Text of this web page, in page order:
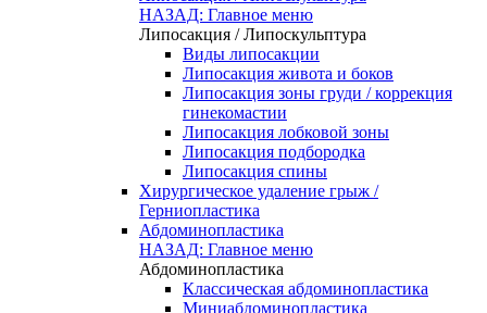
НАЗАД: Главное меню
Липосакция / Липоскульптура
Виды липосакции
Липосакция живота и боков
Липосакция зоны груди / коррекция
гинекомастии
Липосакция лобковой зоны
Липосакция подбородка
Липосакция спины
Хирургическое удаление грыж /
Герниопластика
Абдоминопластика
НАЗАД: Главное меню
Абдоминопластика
Классическая абдоминопластика
Миниабдоминопластика